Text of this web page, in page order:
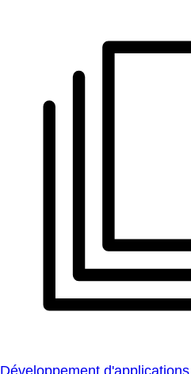
Développement d'applications